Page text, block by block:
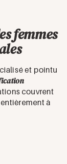
femmes
et pointu
couvrent
à